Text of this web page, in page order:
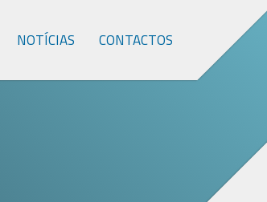
NOTÍCIAS CONTACTOS